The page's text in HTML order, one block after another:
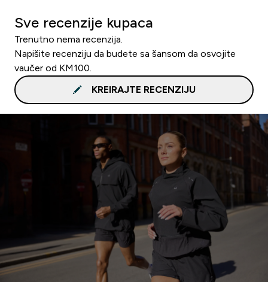
Sve recenzije kupaca
Trenutno nema recenzija.
Napišite recenziju da budete sa šansom da osvojite
vaučer od KM100.
KREIRAJTE RECENZIJU